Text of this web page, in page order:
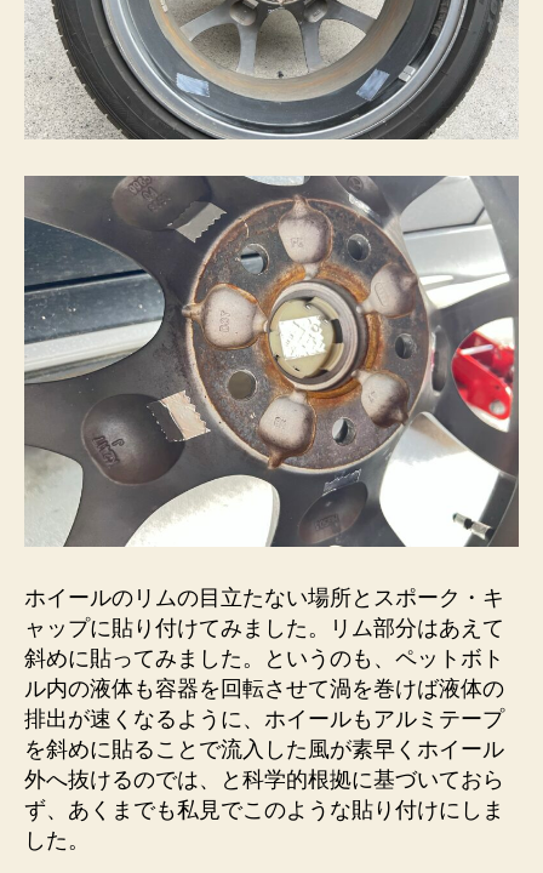
ホイールのリムの目立たない場所とスポーク・キ
ャップに貼り付けてみました。リム部分はあえて
斜めに貼ってみました。というのも、ペットボト
ル内の液体も容器を回転させて渦を巻けば液体の
排出が速くなるように、ホイールもアルミテープ
を斜めに貼ることで流入した風が素早くホイール
外へ抜けるのでは、と科学的根拠に基づいておら
ず、あくまでも私見でこのような貼り付けにしま
した。